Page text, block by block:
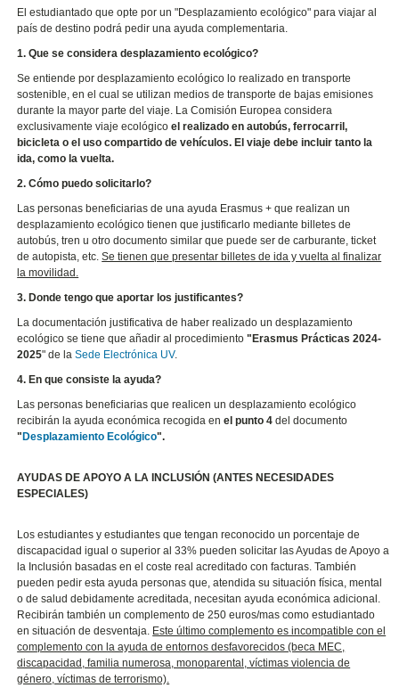
El estudiantado que opte por un "Desplazamiento ecológico" para viajar al
país de destino podrá pedir una ayuda complementaria.
1. Que se considera desplazamiento ecológico?
Se entiende por desplazamiento ecológico lo realizado en transporte
sostenible, en el cual se utilizan medios de transporte de bajas emisiones
durante la mayor parte del viaje. La Comisión Europea considera
exclusivamente viaje ecológicoel realizado en autobús, ferrocarril,
bicicleta o el uso compartido de vehículos. El viaje debe incluir tanto la
ida, como la vuelta.
2. Cómo puedo solicitarlo?
Las personas beneficiarias de una ayuda Erasmus + que realizan un
desplazamiento ecológico tienen que justificarlo mediante billetes de
autobús, tren u otro documento similar que puede ser de carburante, ticket
de autopista, etc.Se tienen que presentar billetes de ida y vuelta al finalizar
la movilidad.
3. Donde tengo que aportar los justificantes?
La documentación justificativa de haber realizado un desplazamiento
ecológico se tiene que añadir al procedimiento "Erasmus Prácticas 2024-
2025" de laSede Electrónica UV.
4. En que consiste la ayuda?
Las personas beneficiarias que realicen un desplazamiento ecológico
recibirán la ayuda económica recogida enel punto 4del documento
" Desplazamiento Ecológico".
AYUDAS DE APOYO A LA INCLUSIÓN (ANTES NECESIDADES
ESPECIALES)
Los estudiantes y estudiantes que tengan reconocido un porcentaje de
discapacidad igual o superior al 33% pueden solicitar las Ayudas de Apoyo a
la Inclusión basadas en el coste real acreditado con facturas. También
pueden pedir esta ayuda personas que, atendida su situación física, mental
o de salud debidamente acreditada, necesitan ayuda económica adicional.
Recibirán también un complemento de 250 euros/mas como estudiantado
en situación de desventaja. Este último complemento es incompatible con el
complemento con la ayuda de entornos desfavorecidos (beca MEC,
discapacidad, familia numerosa, monoparental, víctimas violencia de
género, víctimas de terrorismo).